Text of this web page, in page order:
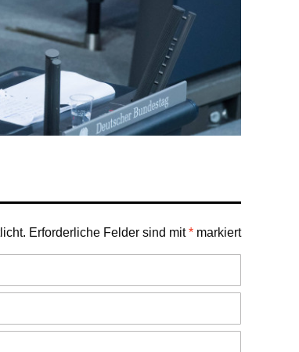
Erforderliche Felder sind mit* markiert